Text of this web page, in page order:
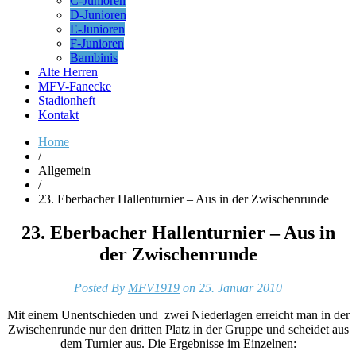
D-Junioren
E-Junioren
F-Junioren
Bambinis
Alte Herren
MFV-Fanecke
Stadionheft
Kontakt
Home
/
Allgemein
/
23. Eberbacher Hallenturnier – Aus in der Zwischenrunde
23. Eberbacher Hallenturnier – Aus in
der Zwischenrunde
Posted By MFV1919 on 25. Januar 2010
Mit einem Unentschieden und zwei Niederlagen erreicht man in der
Zwischenrunde nur den dritten Platz in der Gruppe und scheidet aus
dem Turnier aus. Die Ergebnisse im Einzelnen: